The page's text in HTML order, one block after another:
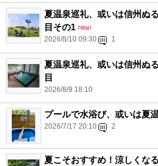
夏温泉巡礼、或いは信州ぬ
目その1
2026/8/10 09:30 1
夏温泉巡礼、或いは信州ぬ
目
2026/8/9 18:10
プールで水浴び、或いは夏
2026/7/17 20:10 2
夏こそおすすめ！涼しくな